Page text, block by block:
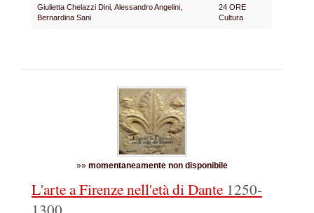
Giulietta Chelazzi Dini, Alessandro Angelini,
Bernardina Sani
24 ORE
Cultura
»» momentaneamente non disponibile
L'arte a Firenze nell'età di Dante 1250-